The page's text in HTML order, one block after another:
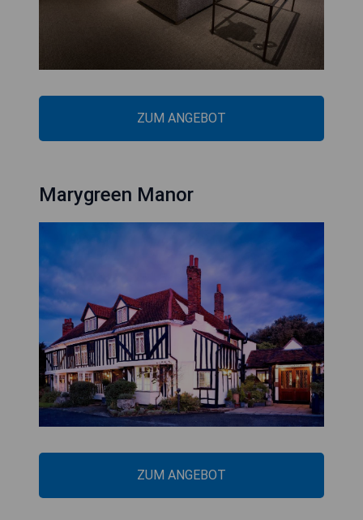
ZUM ANGEBOT
Marygreen Manor
ZUM ANGEBOT